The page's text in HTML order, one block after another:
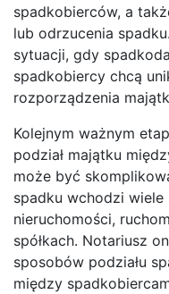
spadkobierców, a
lub odrzucenia
sytuacji, gdy
spadkobiercy chcą
rozporządzenia
Kolejnym ważnym
podział majątku
może być
spadku wchodzi wiele
nieruchomości,
spółkach. Notariusz
sposobów podziału
między